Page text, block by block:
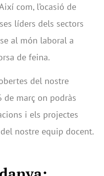
com, l’ocasió de
líders dels sectors
al món laboral a
de feina.
del nostre
març on podràs
i els projectes
nostre equip docent.